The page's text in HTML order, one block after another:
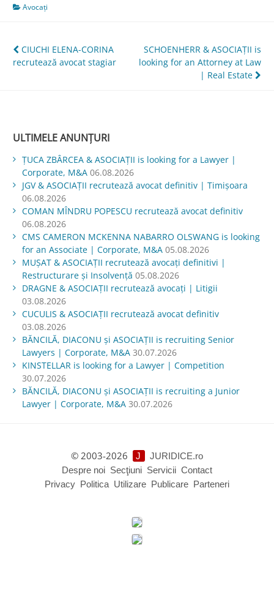
Avocați
Navigare
în
CIUCHI ELENA-CORINA
recrutează avocat stagiar
SCHOENHERR & ASOCIAȚII is
looking for an Attorney at Law
| Real Estate
ULTIMELE ANUNȚURI
ŢUCA ZBÂRCEA & ASOCIAŢII is looking for a Lawyer |
Corporate, M&A 06.08.2026
JGV & ASOCIAŢII recrutează avocat definitiv | Timișoara
06.08.2026
COMAN MÎNDRU POPESCU recrutează avocat definitiv
06.08.2026
CMS CAMERON MCKENNA NABARRO OLSWANG is looking
for an Associate | Corporate, M&A 05.08.2026
MUŞAT & ASOCIAŢII recrutează avocați definitivi |
Restructurare și Insolvență 05.08.2026
DRAGNE & ASOCIAȚII recrutează avocați | Litigii
03.08.2026
CUCULIS & ASOCIAȚII recrutează avocat definitiv
03.08.2026
BĂNCILĂ, DIACONU și ASOCIAȚII is recruiting Senior
Lawyers | Corporate, M&A 30.07.2026
KINSTELLAR is looking for a Lawyer | Competition
30.07.2026
BĂNCILĂ, DIACONU și ASOCIAȚII is recruiting a Junior
Lawyer | Corporate, M&A 30.07.2026
© 2003-2026 J
JURIDICE.ro
Despre noi Secţiuni Servicii Contact
Privacy Politica Utilizare Publicare Parteneri